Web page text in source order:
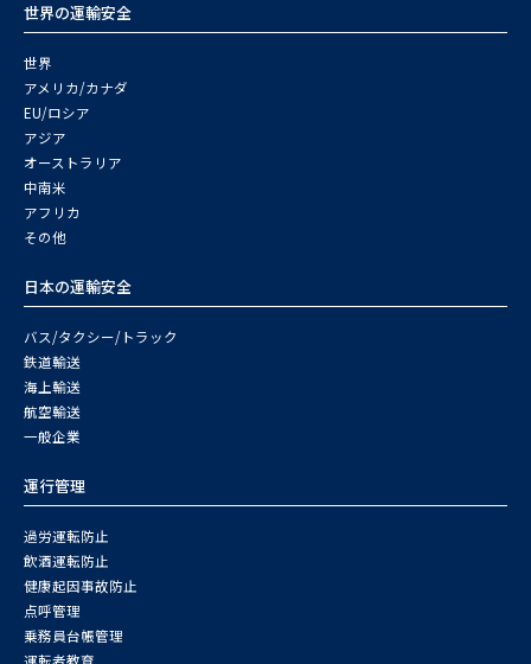
世界の運輸安全
世界
アメリカ/カナダ
EU/ロシア
アジア
オーストラリア
中南米
アフリカ
その他
日本の運輸安全
バス/タクシー/トラック
鉄道輸送
海上輸送
航空輸送
一般企業
運行管理
過労運転防止
飲酒運転防止
健康起因事故防止
点呼管理
乗務員台帳管理